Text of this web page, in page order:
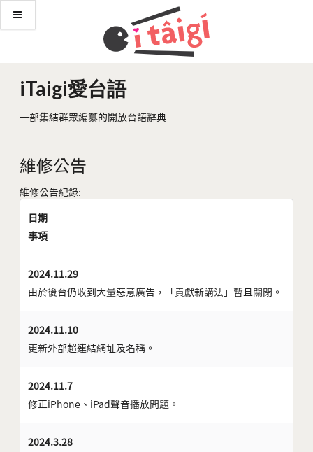
iTaigi愛台語
一部集結群眾編纂的開放台語辭典
維修公告
維修公告紀錄:
日期
事項
2024.11.29
由於後台仍收到大量惡意廣告，「貢獻新講法」暫且關閉。
2024.11.10
更新外部超連結網址及名稱。
2024.11.7
修正iPhone、iPad聲音播放問題。
2024.3.28